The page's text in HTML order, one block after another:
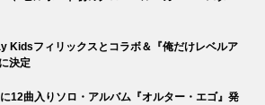
Kidsフィリックスとコラボ＆『俺だけレベルア
決定
12曲入りソロ・アルバム『オルター・エゴ』発